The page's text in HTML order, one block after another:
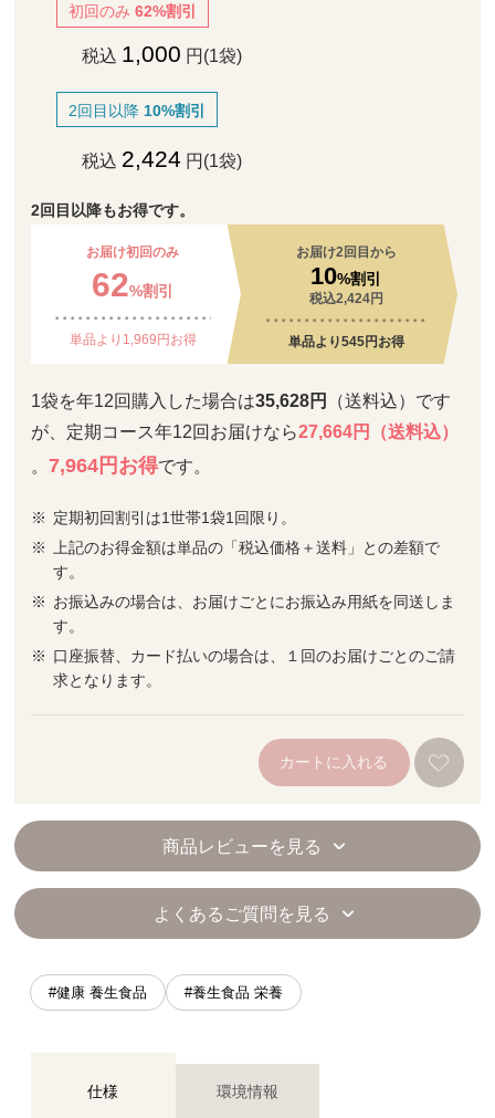
初回のみ62%割引
税込 1,000 円(1袋)
2回目以降 10%割引
税込 2,424 円(1袋)
2回目以降もお得です。
お届け初回のみ
62%割引
単品より1,969円お得
お届け2回目から
10%割引
税込2,424円
単品より545円お得
1袋を年12回購入した場合は35,628円
（送料込）です
が、定期コース年12回お届けなら27,664円（送料込）
。7,964円お得です。
定期初回割引は1世帯1袋1回限り。
上記のお得金額は単品の「税込価格＋送料」との差額で
す。
お振込みの場合は、お届けごとにお振込み用紙を同送しま
す。
口座振替、カード払いの場合は、１回のお届けごとのご請
求となります。
カートに入れる
商品レビューを見る
よくあるご質問を見る
#健康 養生食品 #養生食品 栄養
仕様 環境情報